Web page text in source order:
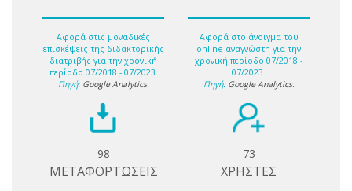
Αφορά στις μοναδικές
επισκέψεις της διδακτορικής
διατριβής για την χρονική
περίοδο 07/2018 - 07/2023.
Πηγή: Google Analytics.
Αφορά στο άνοιγμα του
online αναγνώστη για την
χρονική περίοδο 07/2018 -
07/2023.
Πηγή: Google Analytics.
98
ΜΕΤΑΦΟΡΤΩΣΕΙΣ
73
ΧΡΗΣΤΕΣ